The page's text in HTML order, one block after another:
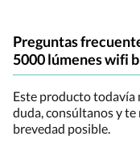
Preguntas
5000 lúmenes wifi
Este producto todavía
duda, consúltanos y
brevedad posible.